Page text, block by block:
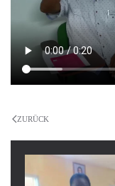
ZURÜCK